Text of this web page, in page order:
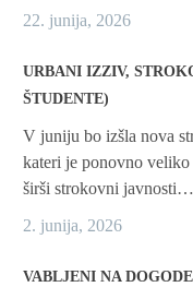
22. junija, 2026
URBANI IZZIV,
ŠTUDENTE)
V juniju bo izšla nova
kateri je ponovno veliko
širši strokovni javnosti…
2. junija, 2026
VABLJENI NA